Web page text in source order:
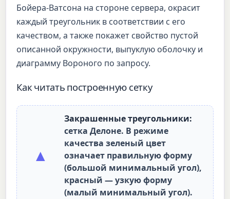
Бойера-Ватсона на стороне сервера, окрасит
каждый треугольник в соответствии с его
качеством, а также покажет свойство пустой
описанной окружности, выпуклую оболочку и
диаграмму Вороного по запросу.
Как читать построенную сетку
▲
Закрашенные треугольники:
сетка Делоне. В режиме
качества зеленый цвет
означает правильную форму
(большой минимальный угол),
красный — узкую форму
(малый минимальный угол).